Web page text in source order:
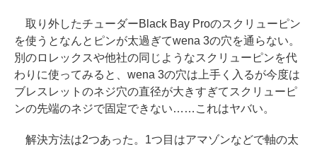
取り外したチューダーBlack Bay Proのスクリューピン
を使うとなんとピンが太過ぎてwena 3の穴を通らない。
別のロレックスや他社の同じようなスクリューピンを代
わりに使ってみると、wena 3の穴は上手く入るが今度は
ブレスレットのネジ穴の直径が大きすぎてスクリューピ
ンの先端のネジで固定できない……これはヤバい。
解決方法は2つあった。1つ目はアマゾンなどで軸の太